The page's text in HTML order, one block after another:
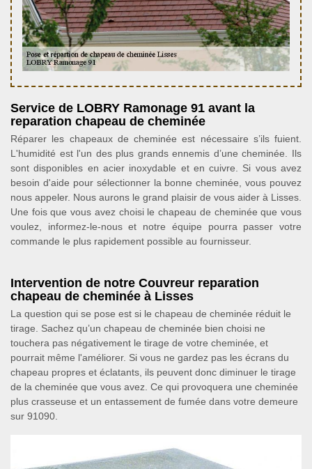
Service de LOBRY Ramonage 91 avant la
reparation chapeau de cheminée
Réparer les chapeaux de cheminée est nécessaire s’ils fuient.
L'humidité est l'un des plus grands ennemis d’une cheminée. Ils
sont disponibles en acier inoxydable et en cuivre. Si vous avez
besoin d'aide pour sélectionner la bonne cheminée, vous pouvez
nous appeler. Nous aurons le grand plaisir de vous aider à Lisses.
Une fois que vous avez choisi le chapeau de cheminée que vous
voulez, informez-le-nous et notre équipe pourra passer votre
commande le plus rapidement possible au fournisseur.
Intervention de notre Couvreur reparation
chapeau de cheminée à Lisses
La question qui se pose est si le chapeau de cheminée réduit le
tirage. Sachez qu’un chapeau de cheminée bien choisi ne
touchera pas négativement le tirage de votre cheminée, et
pourrait même l'améliorer. Si vous ne gardez pas les écrans du
chapeau propres et éclatants, ils peuvent donc diminuer le tirage
de la cheminée que vous avez. Ce qui provoquera une cheminée
plus crasseuse et un entassement de fumée dans votre demeure
sur 91090.